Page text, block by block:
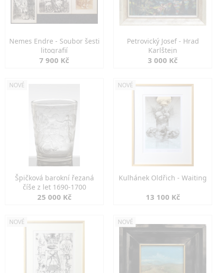
Nemes Endre - Soubor šesti
litografií
7 900 Kč
Petrovický Josef - Hrad
Karlštejn
3 000 Kč
NOVÉ
Špičková barokní řezaná
číše z let 1690-1700
25 000 Kč
NOVÉ
Kulhánek Oldřich - Waiting
13 100 Kč
NOVÉ NOVÉ